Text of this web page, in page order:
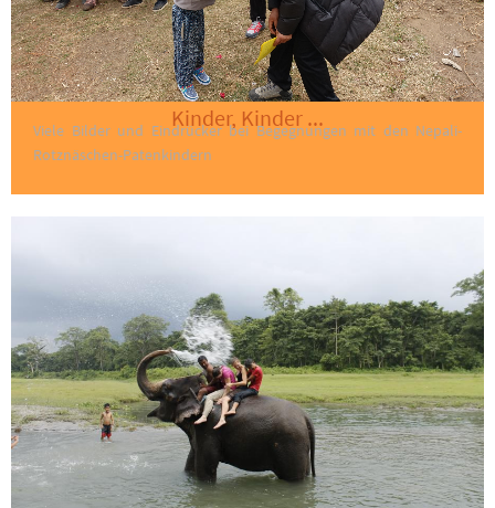
Kinder, Kinder ...
Viele Bilder und Eindrücker bei Begegnungen mit den Nepali-
Rotznäschen-Patenkindern